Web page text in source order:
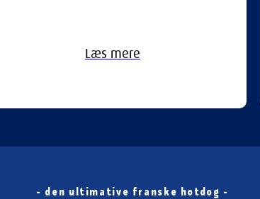
Læs mere
- den ultimative franske hotdog -